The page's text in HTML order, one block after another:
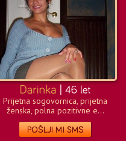
Prijetna sogovornica, prijetna
ženska, polna pozitivne e...